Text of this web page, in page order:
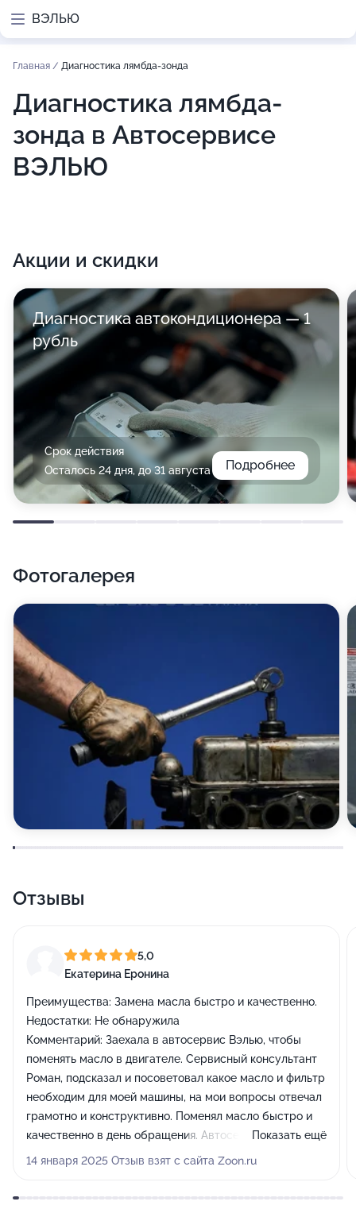
ВЭЛЬЮ
Главная / Диагностика лямбда-зонда
Диагностика лямбда-
зонда в Автосервисе
ВЭЛЬЮ
Акции и скидки
Диагностика автокондиционера — 1
рубль
Срок действия
Осталось 24 дня, до 31 августа
Подробнее
Фотогалерея
Отзывы
5,0
Екатерина Еронина
Преимущества: Замена масла быстро и качественно.
Недостатки: Не обнаружила
Комментарий: Заехала в автосервис Вэлью, чтобы
поменять масло в двигателе. Сервисный консультант
Роман, подсказал и посоветовал какое масло и фильтр
необходим для моей машины, на мои вопросы отвечал
грамотно и конструктивно. Поменял масло быстро и
качественно в день обращения. Автосервис очень
чистый, приятно находиться. Спасибо за проделанную
Показать ещё
14 января 2025 Отзыв взят с сайта Zoon.ru